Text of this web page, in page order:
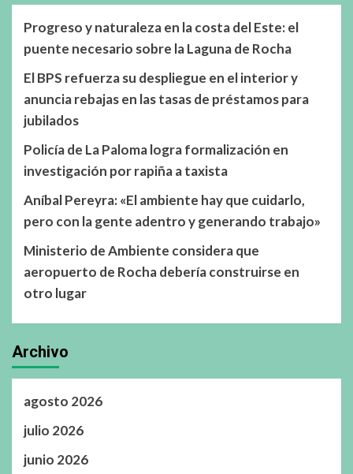
Progreso y naturaleza en la costa del Este: el
puente necesario sobre la Laguna de Rocha
El BPS refuerza su despliegue en el interior y
anuncia rebajas en las tasas de préstamos para
jubilados
Policía de La Paloma logra formalización en
investigación por rapiña a taxista
Aníbal Pereyra: «El ambiente hay que cuidarlo,
pero con la gente adentro y generando trabajo»
Ministerio de Ambiente considera que
aeropuerto de Rocha debería construirse en
otro lugar
Archivo
agosto 2026
julio 2026
junio 2026